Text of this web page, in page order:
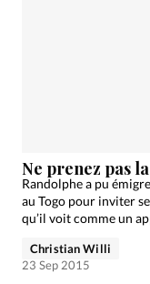
Ne prenez pas
Randolphe a pu
au Togo pour inviter
qu’il voit comme un
Christian Willi
23 Sep 2015